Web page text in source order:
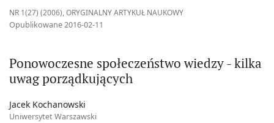
NR 1(27) (2006),ORYGINALNY ARTYKUŁ NAUKOWY
Ponowoczesne społeczeństwo wiedzy - kilka
uwag porządkujących
Opublikowane 2016-02-11
Jacek Kochanowski
Uniwersytet Warszawski